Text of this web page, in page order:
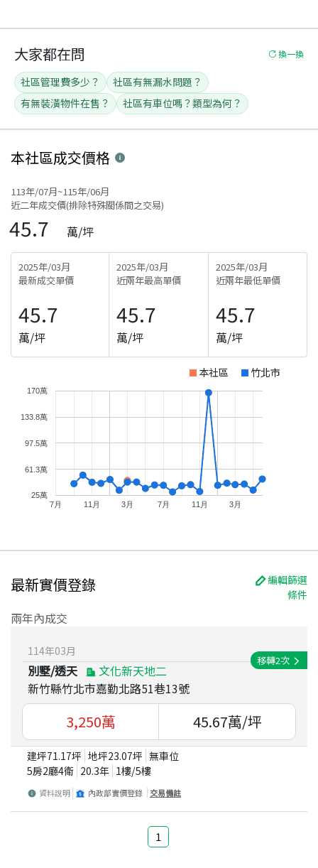
大家都在問 換一換
社區管理費多少？
社區有無漏水問題？
有無裝潢物件在售？
社區有車位嗎？類型為何？
本社區成交價格
113年/07月~115年/06月
近二年成交價(排除特殊關係間之交易)
45.7 萬/坪
2025年/03月
最新成交單價
45.7
萬/坪
2025年/03月
近兩年最高單價
45.7
萬/坪
2025年/03月
近兩年最低單價
45.7
萬/坪
本社區 竹北市
7月 11月 3月 7月 11月 3月
25萬
61.3萬
97.5萬
133.8萬
170萬
最新實價登錄
編輯篩選
條件
兩年內成交
114年03月
別墅/透天
文化新天地二
新竹縣竹北市嘉勤北路51巷13號
移轉2次
3,250萬 45.67萬/坪
建坪71.17坪 地坪23.07坪 無車位
5房2廳4衛 20.3年 1樓/5樓
資料說明 內政部實價登錄 交易備註
1